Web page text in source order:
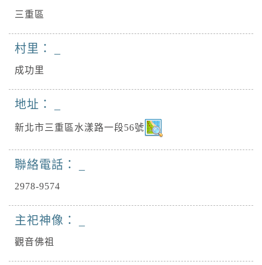
三重區
村里：
成功里
地址：
新北市三重區水漾路一段56號
聯絡電話：
2978-9574
主祀神像：
觀音佛祖